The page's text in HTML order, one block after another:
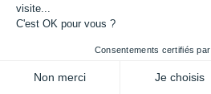
Description
Specification
visite...
C'est OK pour vous ?
Consentements certifiés par
Non merci Je choisis